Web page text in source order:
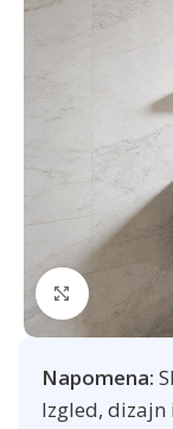
Click to
Napomena:
Izgled,